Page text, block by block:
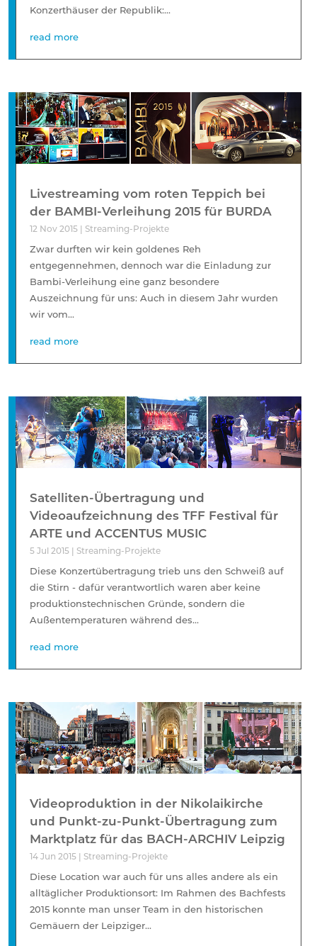
Konzerthäuser der Republik:...
read more
Livestreaming vom roten Teppich bei
der BAMBI-Verleihung 2015 für BURDA
12 Nov 2015 | Streaming-Projekte
Zwar durften wir kein goldenes Reh
entgegennehmen, dennoch war die Einladung zur
Bambi-Verleihung eine ganz besondere
Auszeichnung für uns: Auch in diesem Jahr wurden
wir vom...
read more
Satelliten-Übertragung und
Videoaufzeichnung des TFF Festival für
ARTE und ACCENTUS MUSIC
5 Jul 2015 | Streaming-Projekte
Diese Konzertübertragung trieb uns den Schweiß auf
die Stirn - dafür verantwortlich waren aber keine
produktionstechnischen Gründe, sondern die
Außentemperaturen während des...
read more
Videoproduktion in der Nikolaikirche
und Punkt-zu-Punkt-Übertragung zum
Marktplatz für das BACH-ARCHIV Leipzig
14 Jun 2015 | Streaming-Projekte
Diese Location war auch für uns alles andere als ein
alltäglicher Produktionsort: Im Rahmen des Bachfests
2015 konnte man unser Team in den historischen
Gemäuern der Leipziger...